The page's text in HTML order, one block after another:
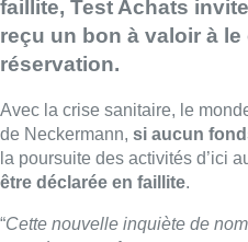
faillite, Test Achats
reçu un bon à valoir à
réservation.
Avec la crise sanitaire, le
de Neckermann, si aucun
la poursuite des activités d’ici
être déclarée en faillite.
“Cette nouvelle inquiète de